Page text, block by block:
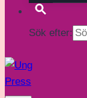
Sök efter: